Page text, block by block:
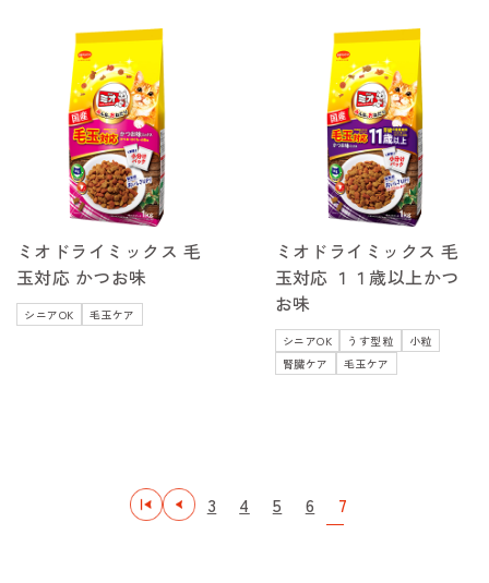
ミオドライミックス 毛
玉対応 かつお味
シニアOK 毛玉ケア
ミオドライミックス 毛
玉対応 １１歳以上かつ
お味
シニアOK うす型粒
小粒
腎臓ケア
毛玉ケア
3 4 5 6 7